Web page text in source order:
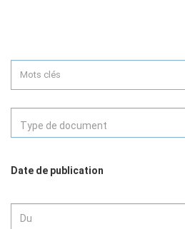
Type de document
Date de publication